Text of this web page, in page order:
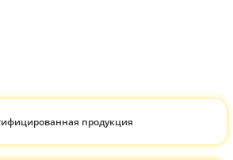
продукция